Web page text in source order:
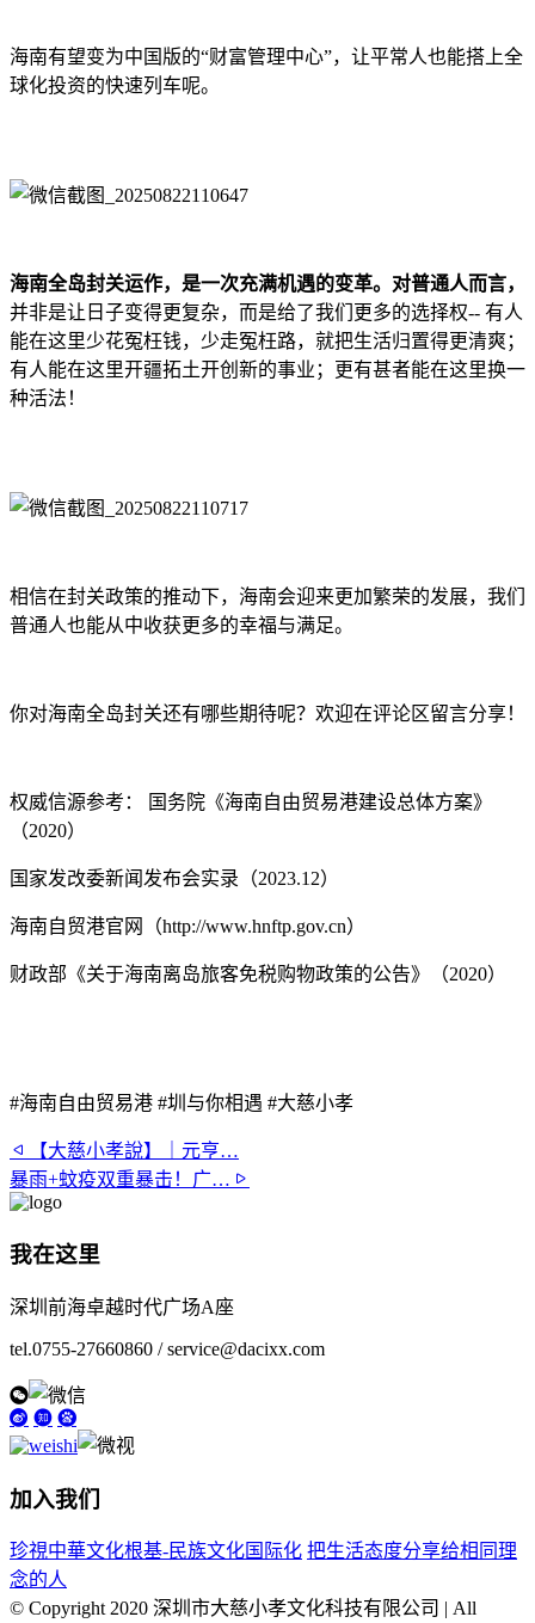
海南有望变为中国版的“财富管理中心”，让平常人也能搭上全
球化投资的快速列车呢。
海南全岛封关运作，是一次充满机遇的变革。对普通人而言，
并非是让日子变得更复杂，而是给了我们更多的选择权-- 有人
能在这里少花冤枉钱，少走冤枉路，就把生活归置得更清爽；
有人能在这里开疆拓土开创新的事业；更有甚者能在这里换一
种活法！
相信在封关政策的推动下，海南会迎来更加繁荣的发展，我们
普通人也能从中收获更多的幸福与满足。
你对海南全岛封关还有哪些期待呢？欢迎在评论区留言分享！
权威信源参考： 国务院《海南自由贸易港建设总体方案》
（2020）
国家发改委新闻发布会实录（2023.12）
海南自贸港官网（http://www.hnftp.gov.cn）
财政部《关于海南离岛旅客免税购物政策的公告》（2020）
#海南自由贸易港 #圳与你相遇 #大慈小孝
【大慈小孝說】｜元亨…
暴雨+蚊疫双重暴击！广…
我在这里
深圳前海卓越时代广场A座
tel.0755-27660860 / service@dacixx.com
加入我们
珍視中華文化根基-民族文化国际化 把生活态度分享给相同理
念的人
© Copyright 2020 深圳市大慈小孝文化科技有限公司 | All